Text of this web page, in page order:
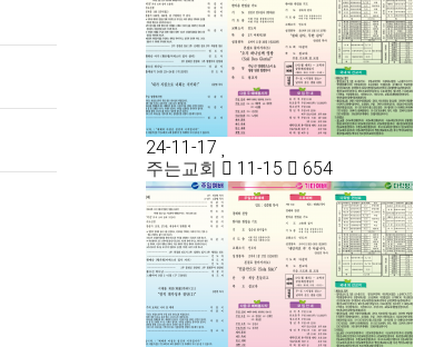
24-11-17
주는교회
11-15 654